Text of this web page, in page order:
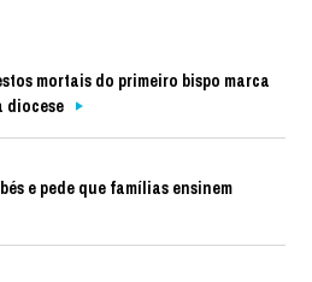
mortais do primeiro bispo marca
diocese
e pede que famílias ensinem